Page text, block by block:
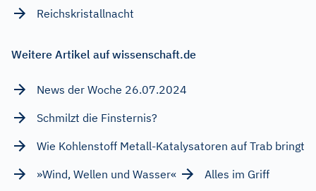
Reichskristallnacht
Weitere Artikel auf wissenschaft.de
News der Woche 26.07.2024
Schmilzt die Finsternis?
Wie Kohlenstoff Metall-Katalysatoren auf Trab bringt
»Wind, Wellen und Wasser«
Alles im Griff